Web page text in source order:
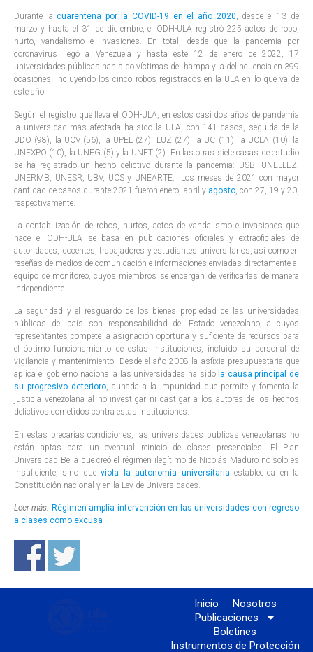
Durante lacuarentena por la COVID-19 en el año 2020, desde el 13 de
marzo y hasta el 31 de diciembre, el ODH-ULA registró 225 actos de robo,
hurto, vandalismo e invasiones. En total, desde que la pandemia por
coronavirus llegó a Venezuela y hasta este 12 de enero de 2022, 17
universidades públicas han sido víctimas del hampa y la delincuencia en 399
ocasiones, incluyendo los cinco robos registrados en la ULA en lo que va de
este año.
Según el registro que lleva el ODH-ULA, en estos casi dos años de pandemia
la universidad más afectada ha sido la ULA, con 141 casos, seguida de la
UDO (98), la UCV (56), la UPEL (27), LUZ (27), la UC (11), la UCLA (10), la
UNEXPO (10), la UNEG (5) y la UNET (2). En las otras siete casas de estudio
se ha registrado un hecho delictivo durante la pandemia: USB, UNELLEZ,
UNERMB, UNESR, UBV, UCS y UNEARTE. Los meses de 2021 con mayor
cantidad de casos durante 2021 fueron enero, abril y agosto, con 27, 19 y 20,
respectivamente.
La contabilización de robos, hurtos, actos de vandalismo e invasiones que
hace el ODH-ULA se basa en publicaciones oficiales y extraoficiales de
autoridades, docentes, trabajadores y estudiantes universitarios, así como en
reseñas de medios de comunicación e informaciones enviadas directamente al
equipo de monitoreo, cuyos miembros se encargan de verificarlas de manera
independiente.
La seguridad y el resguardo de los bienes propiedad de las universidades
públicas del país son responsabilidad del Estado venezolano, a cuyos
representantes compete la asignación oportuna y suficiente de recursos para
el óptimo funcionamiento de estas instituciones, incluido su personal de
vigilancia y mantenimiento. Desde el año 2008 la asfixia presupuestaria que
aplica el gobierno nacional a las universidades ha sido la causa principal de
su progresivo deterioro, aunada a la impunidad que permite y fomenta la
justicia venezolana al no investigar ni castigar a los autores de los hechos
delictivos cometidos contra estas instituciones.
En estas precarias condiciones, las universidades públicas venezolanas no
están aptas para un eventual reinicio de clases presenciales. El Plan
Universidad Bella que creó el régimen ilegítimo de Nicolás Maduro no solo es
insuficiente, sino queviola la autonomía universitaria establecida en la
Constitución nacional y en la Ley de Universidades.
Leer más: Régimen amplía intervención en las universidades con regreso
a clases como excusa
Inicio
Nosotros
Publicaciones
Boletines
Instrumentos de Protección